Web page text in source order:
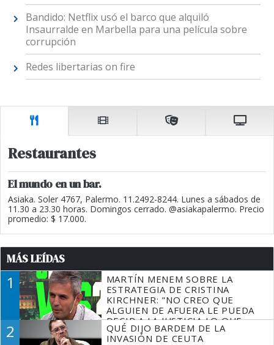
Bandido: Netflix usó el barco que alquiló
Insaurralde en Marbella para una película sobre
corrupción
Redes libertarias on fire
Restaurantes
El mundo en un bar.
Asiaka. Soler 4767, Palermo. 11.2492-8244. Lunes a sábados de
11.30 a 23.30 horas. Domingos cerrado. @asiakapalermo. Precio
promedio: $ 17.000.
MÁS LEÍDAS
1
MARTÍN MENEM SOBRE LA
ESTRATEGIA DE CRISTINA
KIRCHNER: "NO CREO QUE
ALGUIEN DE AFUERA LE PUEDA
DECIR A LA JUSTICIA LO QUE
TIENE QUE HACER"
2
QUÉ DIJO BARDEM DE LA
INVASIÓN DE CEUTA